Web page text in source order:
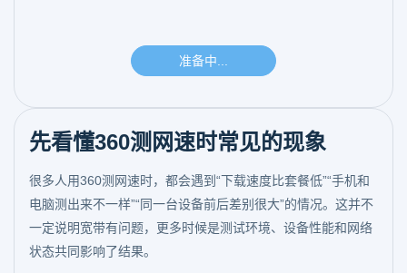
先看懂360测网速时常见的现象
很多人用360测网速时，都会遇到“下载速度比套餐低”“手机和
电脑测出来不一样”“同一台设备前后差别很大”的情况。这并不
一定说明宽带有问题，更多时候是测试环境、设备性能和网络
状态共同影响了结果。